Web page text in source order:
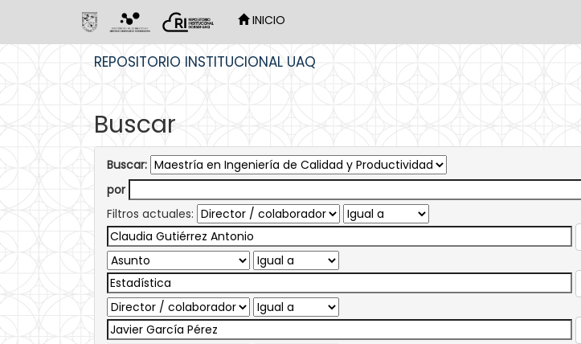
INICIO
REPOSITORIO INSTITUCIONAL UAQ
Buscar
Buscar:
por
Filtros actuales: